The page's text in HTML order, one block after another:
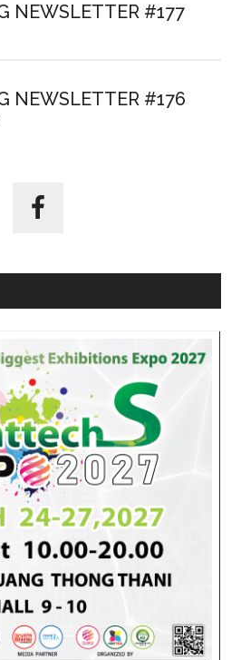
NEWSLETTER #177
NEWSLETTER #176